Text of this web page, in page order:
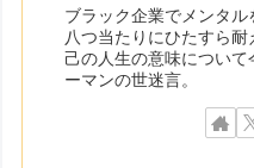
ブラック企業でメンタ
八つ当たりにひたすら
己の人生の意味について
ーマンの世迷言。